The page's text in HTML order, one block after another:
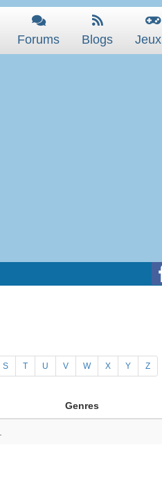
Forums Blogs Jeux
S T U V W X Y Z
Genres